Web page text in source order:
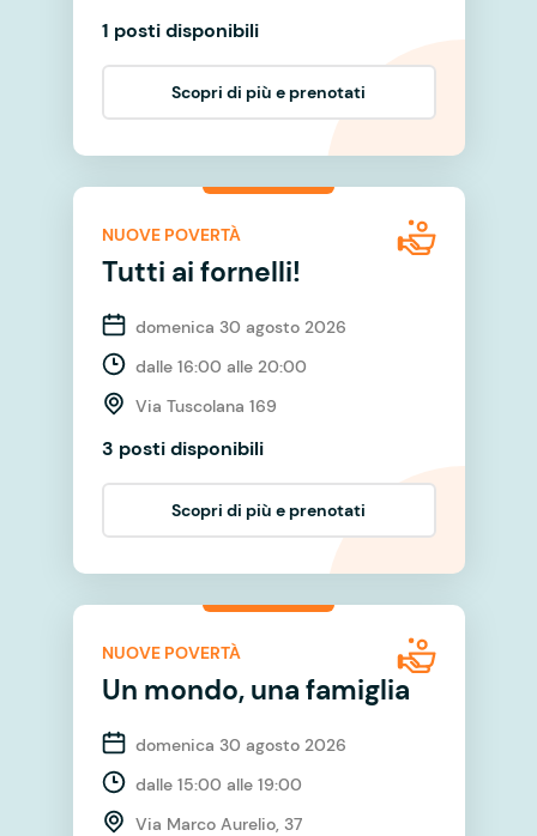
1 posti disponibili
Scopri di più e prenotati
NUOVE POVERTÀ
Tutti ai fornelli!
domenica 30 agosto 2026
dalle 16:00 alle 20:00
Via Tuscolana 169
3 posti disponibili
Scopri di più e prenotati
NUOVE POVERTÀ
Un mondo, una famiglia
domenica 30 agosto 2026
dalle 15:00 alle 19:00
Via Marco Aurelio, 37